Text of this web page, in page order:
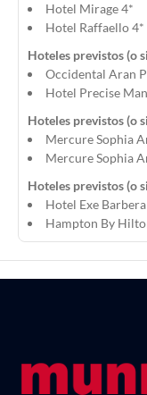
Hotel Mirage 4*
Hotel Raffaello 4*
Hoteles previstos (o
Occidental Aran
Hotel Precise
Hoteles previstos (o
Mercure Sophia
Mercure Sophia
Hoteles previstos (o
Hotel Exe
Hampton By